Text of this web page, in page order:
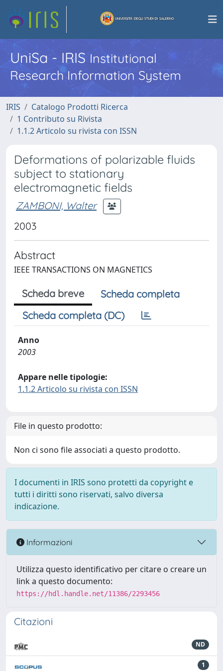
UniSa - IRISInstitutional
Research Information System
IRIS
Catalogo Prodotti Ricerca
1 Contributo su Rivista
1.1.2 Articolo su rivista con ISSN
Deformations of polarizable fluids
subject to stationary
electromagnetic fields
ZAMBONI, Walter
2003
Abstract
IEEE TRANSACTIONS ON MAGNETICS
Scheda breve
Scheda completa
Scheda completa (DC)
Anno
2003
Appare nelle tipologie:
1.1.2 Articolo su rivista con ISSN
File in questo prodotto:
Non ci sono file associati a questo prodotto.
I documenti in IRIS sono protetti da copyright e
tutti i diritti sono riservati, salvo diversa
indicazione.
Informazioni
Utilizza questo identificativo per citare o creare un
link a questo documento:
https://hdl.handle.net/11386/2293456
Citazioni
ND
1